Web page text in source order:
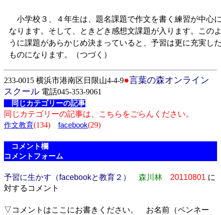
小学校３、４年生は、題名課題で作文を書く練習が中心
なります。そして、ときどき感想文課題が入ります。この
うに課題があらかじめ決まっていると、予習は更に充実し
ものになります。（つづく）
233-0015 横浜市港南区日限山4-4-9●言葉の森オンライン
スクール 電話045-353-9061
同じカテゴリーの記事
同じカテゴリーの記事は、こちらをごらんください。
作文教育(134) facebook(29)
コメント欄
コメントフォーム
予習に生かす（facebookと教育２） 森川林 20110801 に
対するコメント
▽コメントはここにお書きください。 お名前（ペンネー